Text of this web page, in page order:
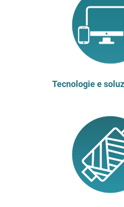
Tecnologie e